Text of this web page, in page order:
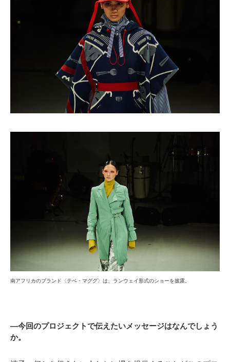
南アフリカのブランド〈テベ・マググ〉は、ランウェイ形式のショーを披露。
―今回のプロジェクトで伝えたいメッセージはなんでしょう
か。